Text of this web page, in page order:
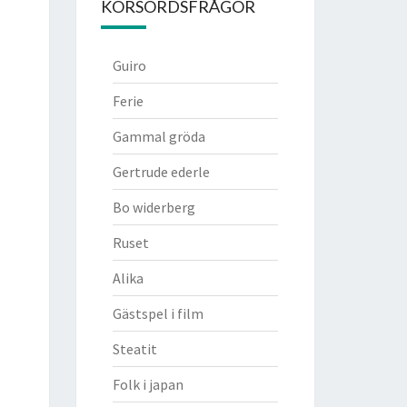
KORSORDSFRÅGOR
Guiro
Ferie
Gammal gröda
Gertrude ederle
Bo widerberg
Ruset
Alika
Gästspel i film
Steatit
Folk i japan